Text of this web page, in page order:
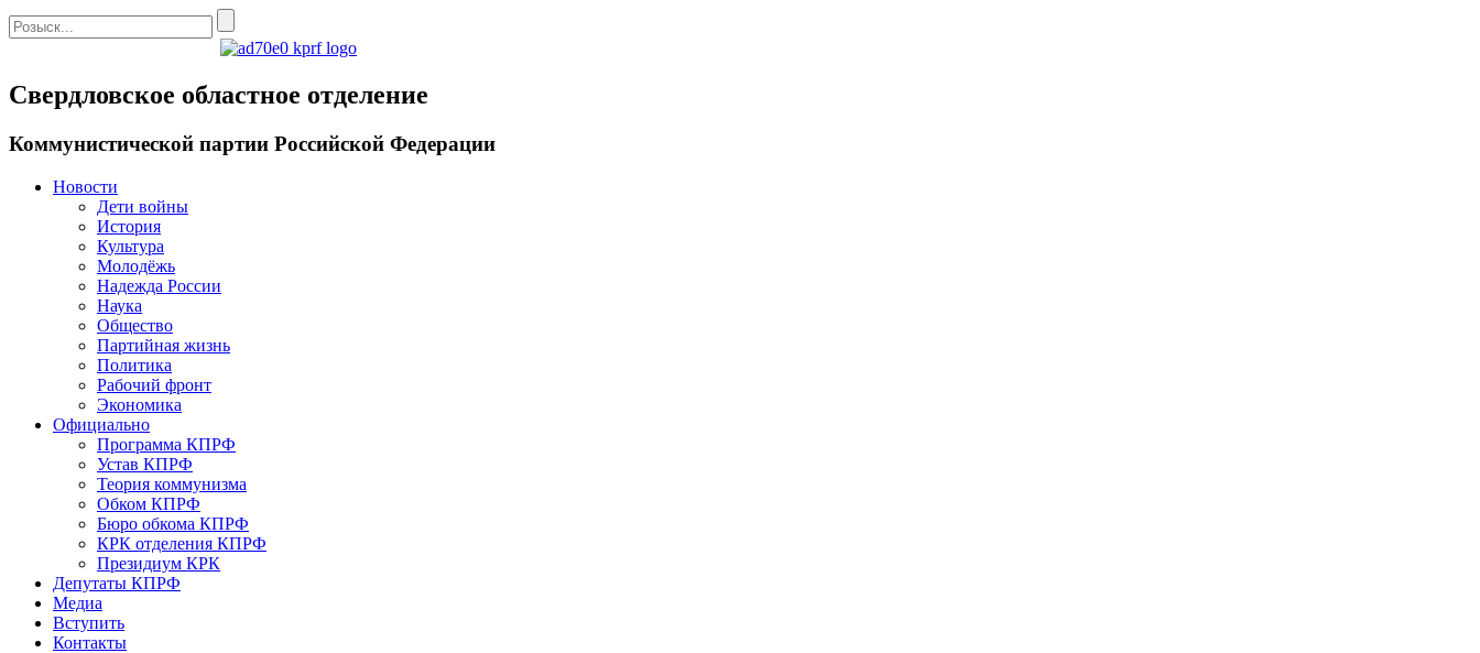
Свердловское областное отделение
Коммунистической партии Российской Федерации
Новости
Дети войны
История
Культура
Молодёжь
Надежда России
Наука
Общество
Партийная жизнь
Политика
Рабочий фронт
Экономика
Официально
Программа КПРФ
Устав КПРФ
Теория коммунизма
Обком КПРФ
Бюро обкома КПРФ
КРК отделения КПРФ
Президиум КРК
Депутаты КПРФ
Медиа
Вступить
Контакты